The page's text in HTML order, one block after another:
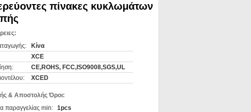
κ.λπ. για να λάβει ένα κύκλωμα που
να εκθέσει το αντίστοιχο μαξιλάρι. Μετά από
δύο. Κατόπιν η μερίδα μαξιλαριών εξέθεσε
εικόνας εκτύπωσης μεθόδου/οθόνης -
κατεργασία τρυπών - μορφή - στεγνός
θεραπεία - σύμβολο σημαδιών εκτύπωσης -
προϊόν
πίνακες κυκλωμάτων
Κίνα
XCE
CE,ROHS, FCC,ISO9008,SGS,UL
XCED
& Αποστολής Όροι:
παραγγελίας min: 1pcs